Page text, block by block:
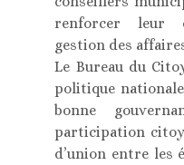
renforcer leur
gestion des
Le Bureau du
politique
bonne
participation
d’union entre les